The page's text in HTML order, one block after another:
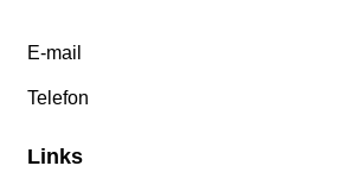
E-mail
Telefon
Links